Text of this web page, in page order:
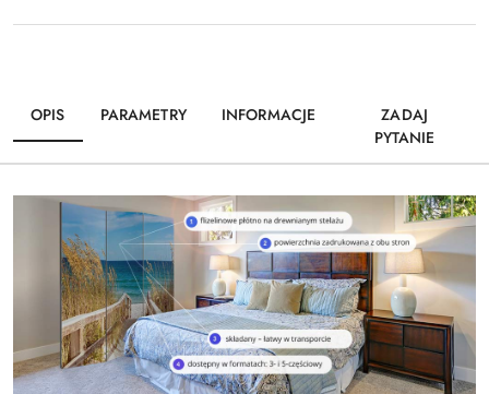
OPIS PARAMETRY INFORMACJE
ZADAJ
PYTANIE